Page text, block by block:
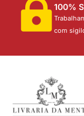
100%
com